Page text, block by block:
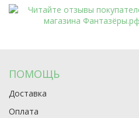
ПОМОЩЬ
Доставка
Оплата